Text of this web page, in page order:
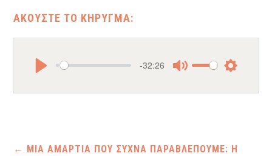
-32:26
← ΜΙΑ ΑΜΑΡΤΙΑ ΠΟΥ ΣΥΧΝΑ ΠΑΡΑΒΛΕΠΟΥΜΕ: Η